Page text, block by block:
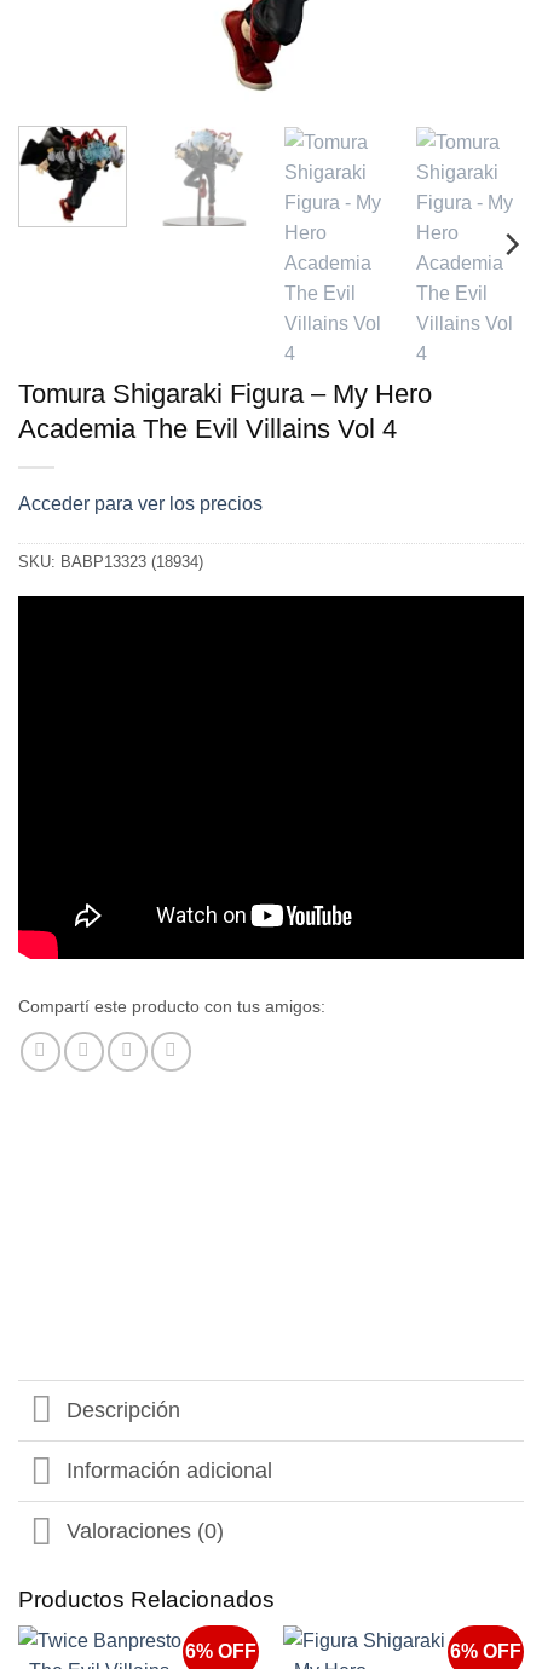
Tomura Shigaraki Figura – My Hero
Academia The Evil Villains Vol 4
Acceder para ver los precios
SKU: BABP13323 (18934)
Compartí este producto con tus amigos:
Descripción
Información adicional
Valoraciones (0)
Productos Relacionados
6% OFF 6% OFF